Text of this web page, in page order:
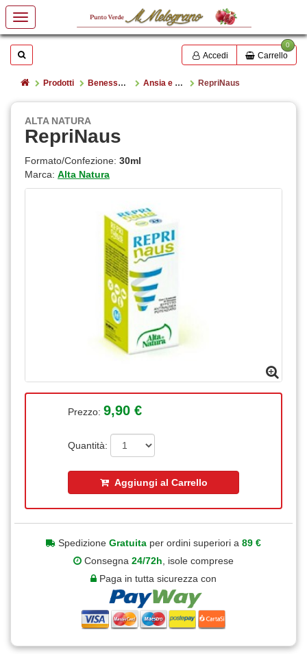
Cerca Accedi
0
Carrello
HomeProdotti Benessere e salute Ansia e stress RepriNaus
ALTA NATURA
RepriNaus
Formato/Confezione: 30ml
Marca: Alta Natura
Prezzo: 9,90 €
Quantità:
Aggiungi al Carrello
Spedizione Gratuita per ordini superiori a 89 €
Consegna 24/72h , isole comprese
Paga in tutta sicurezza con